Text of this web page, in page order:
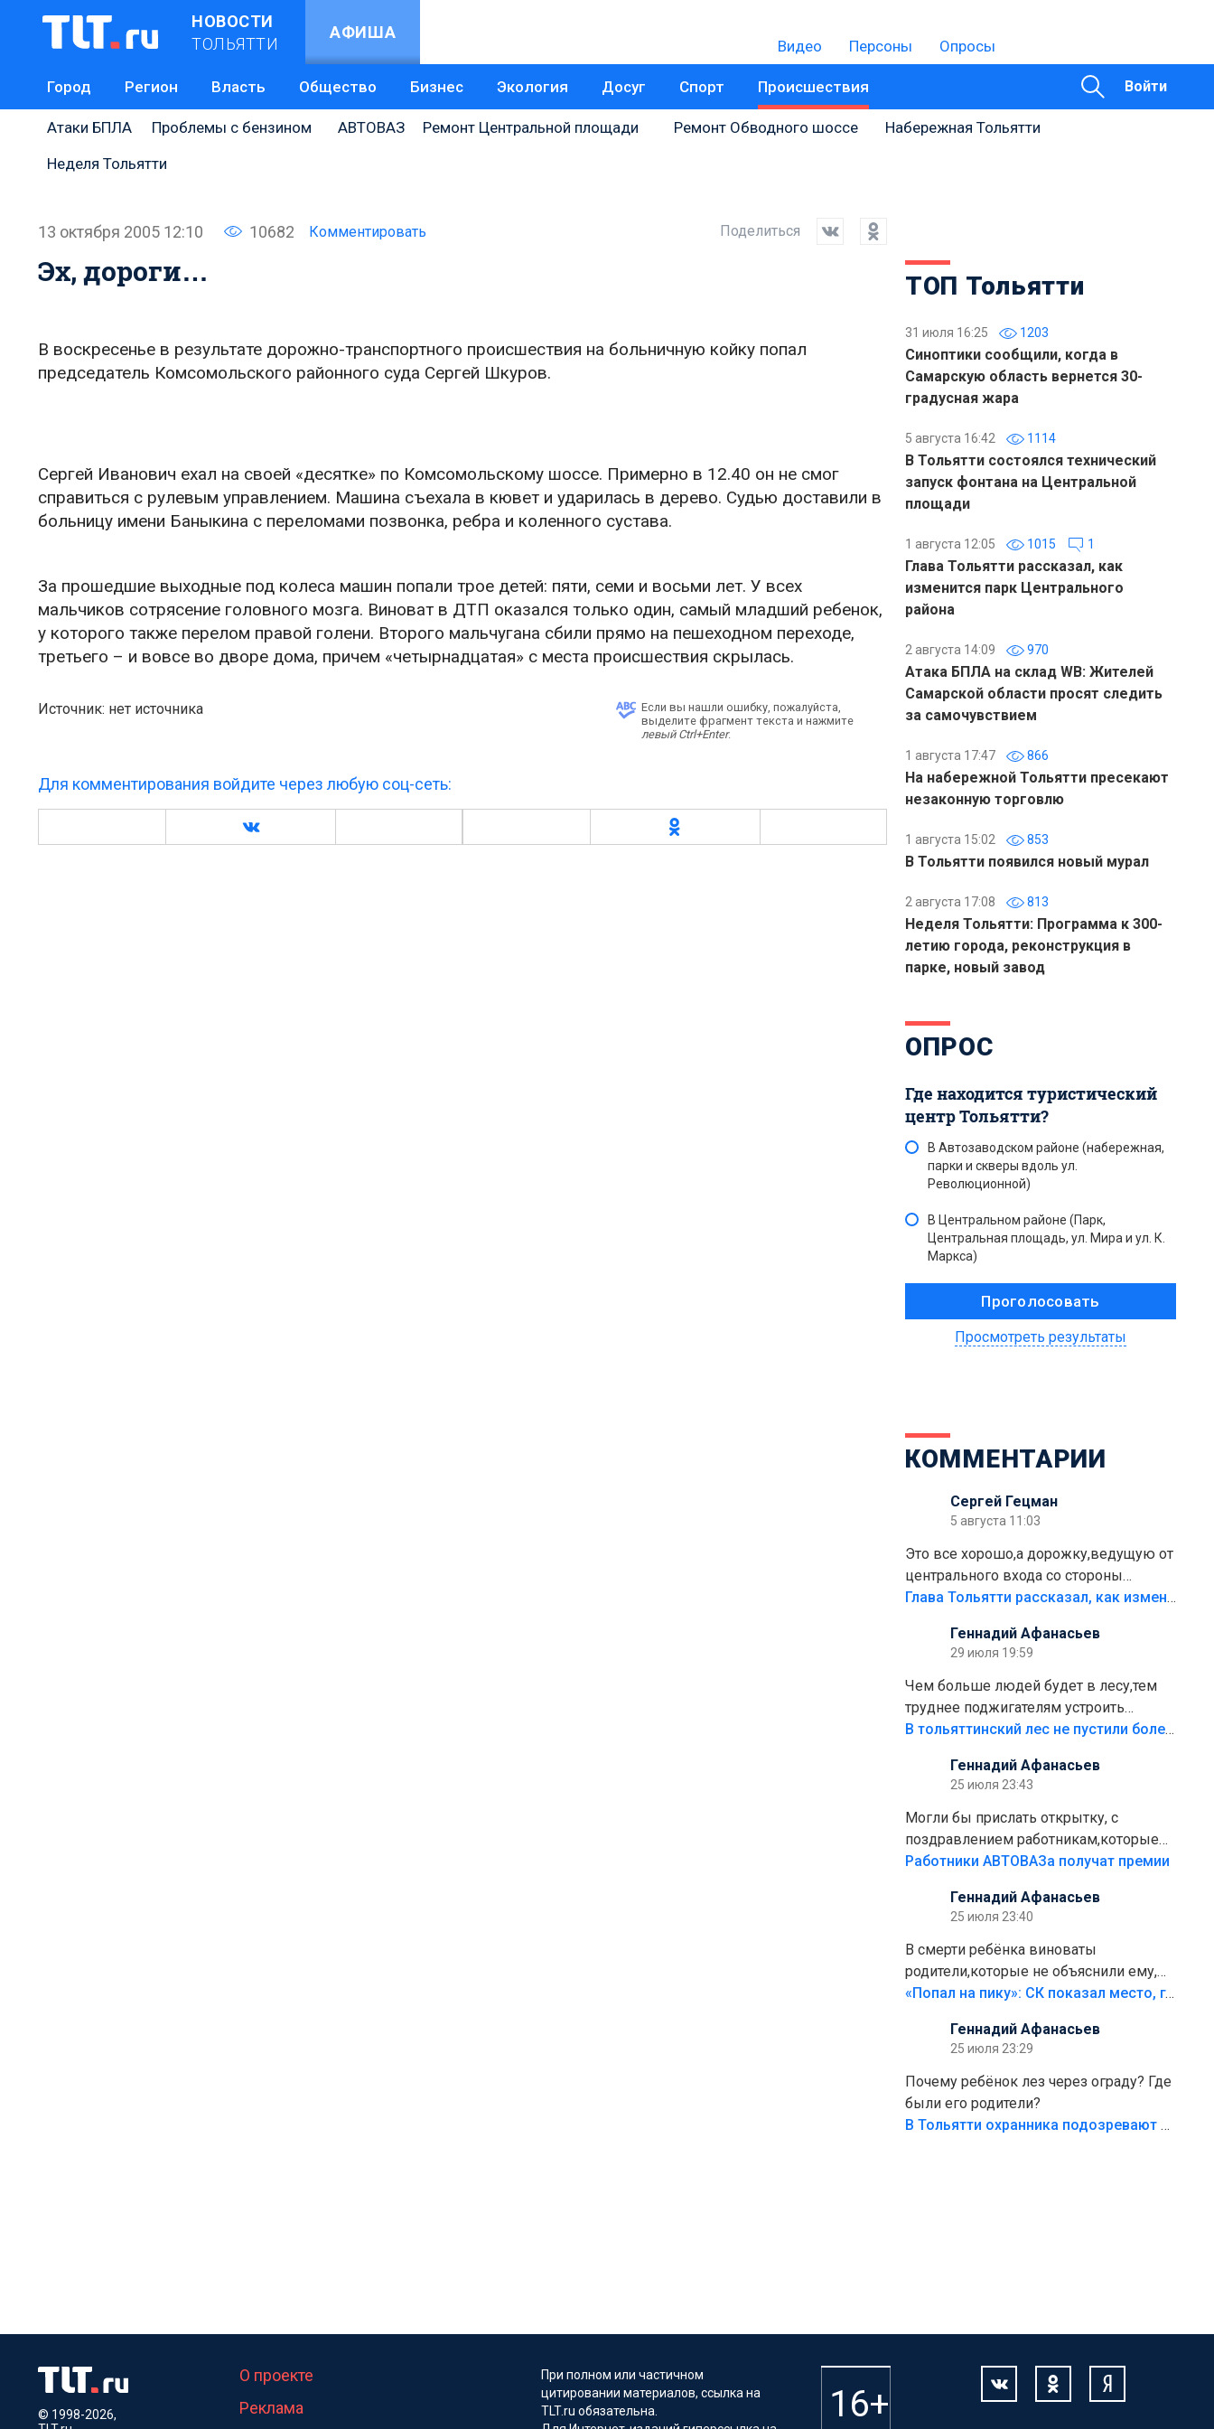
НОВОСТИ
ТОЛЬЯТТИ
АФИША
Видео Персоны Опросы
Город Регион Власть Общество Бизнес Экология Досуг Спорт Происшествия Войти
Атаки БПЛА Проблемы с бензином АВТОВАЗ Ремонт Центральной площади Ремонт Обводного шоссе
Набережная Тольятти
Неделя Тольятти
13 октября 2005 12:10 10682 Комментировать Поделиться
Эх, дороги…
В воскресенье в результате дорожно-транспортного происшествия на больничную койку попал
председатель Комсомольского районного суда Сергей Шкуров.
Сергей Иванович ехал на своей «десятке» по Комсомольскому шоссе. Примерно в 12.40 он не смог
справиться с рулевым управлением. Машина съехала в кювет и ударилась в дерево. Судью доставили в
больницу имени Баныкина с переломами позвонка, ребра и коленного сустава.
За прошедшие выходные под колеса машин попали трое детей: пяти, семи и восьми лет. У всех
мальчиков сотрясение головного мозга. Виноват в ДТП оказался только один, самый младший ребенок,
у которого также перелом правой голени. Второго мальчугана сбили прямо на пешеходном переходе,
третьего – и вовсе во дворе дома, причем «четырнадцатая» с места происшествия скрылась.
Источник: нет источника
Если вы нашли ошибку, пожалуйста,
выделите фрагмент текста и нажмите
левый Ctrl+Enter.
Для комментирования войдите через любую соц-сеть:
ТОП Тольятти
31 июля 16:25 1203
Синоптики сообщили, когда в
Самарскую область вернется 30-
градусная жара
5 августа 16:42 1114
В Тольятти состоялся технический
запуск фонтана на Центральной
площади
1 августа 12:05 1015 1
Глава Тольятти рассказал, как
изменится парк Центрального
района
2 августа 14:09 970
Атака БПЛА на склад WB: Жителей
Самарской области просят следить
за самочувствием
1 августа 17:47 866
На набережной Тольятти пресекают
незаконную торговлю
1 августа 15:02 853
В Тольятти появился новый мурал
2 августа 17:08 813
Неделя Тольятти: Программа к 300-
летию города, реконструкция в
парке, новый завод
ОПРОС
Где находится туристический
центр Тольятти?
В Автозаводском районе (набережная,
парки и скверы вдоль ул.
Революционной)
В Центральном районе (Парк,
Центральная площадь, ул. Мира и ул. К.
Маркса)
Просмотреть результаты
КОММЕНТАРИИ
Сергей Гецман
5 августа 11:03
Это все хорошо,а дорожку,ведущую от
центрального входа со стороны
кафе"Мираж" к аттракционам слабо
плитки не хватило,т.к.осенью и зимой
лежала в парке и испортилась.Да
еще,видимо,часть украли.
Глава Тольятти рассказал, как изменится парк Центрального района
Геннадий Афанасьев
29 июля 19:59
Чем больше людей будет в лесу,тем
труднее поджигателям устроить
пожар.Тех кто разводит костры,тех
полно стоит,почему водители всё
равно едут в лес? Штрафы мизерные.
В тольяттинский лес не пустили более тысячи автомобилей
Геннадий Афанасьев
25 июля 23:43
Могли бы прислать открытку, с
поздравлением работникам,которые
больше сорока лет отработали на
Работники АВТОВАЗа получат премии
Геннадий Афанасьев
25 июля 23:40
В смерти ребёнка виноваты
родители,которые не объяснили ему,
что такое хорошо и что такое плохо!
безумия,есть же калитка,ворота!
Жалко ребёнка,но он сам выбрал свою
судьбу.
«Попал на пику»: СК показал место, где был смертельно травмирован ребенок в Тольятти
Геннадий Афанасьев
25 июля 23:29
Почему ребёнок лез через ограду? Где
были его родители?
В Тольятти охранника подозревают в причинении смерти ребенку
© 1998-2026,
О проекте
Реклама
При полном или частичном
цитировании материалов, ссылка на
TLT.ru обязательна.